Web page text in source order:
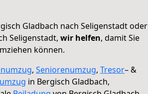
Gladbach nach Seligenstadt oder
Seligenstadt, wir helfen, damit Sie
können.
, Seniorenumzug, Tresor– &
in Bergisch Gladbach,